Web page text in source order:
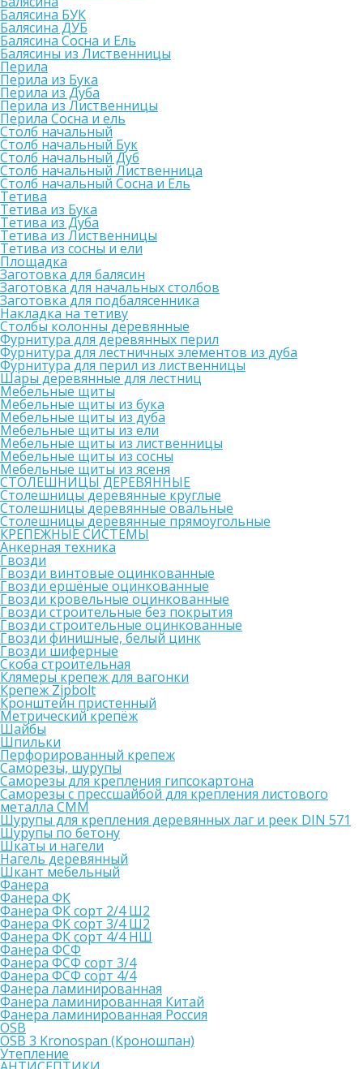
Балясина БУК
Балясина ДУБ
Балясина Сосна и Ель
Балясины из Лиственницы
Перила
Перила из Бука
Перила из Дуба
Перила из Лиственницы
Перила Сосна и ель
Столб начальный
Столб начальный Бук
Столб начальный Дуб
Столб начальный Лиственница
Столб начальный Сосна и Ель
Тетива
Тетива из Бука
Тетива из Дуба
Тетива из Лиственницы
Тетива из сосны и ели
Площадка
Заготовка для балясин
Заготовка для начальных столбов
Заготовка для подбалясенника
Накладка на тетиву
Столбы колонны деревянные
Фурнитура для деревянных перил
Фурнитура для лестничных элементов из дуба
Фурнитура для перил из лиственницы
Шары деревянные для лестниц
Мебельные щиты
Мебельные щиты из бука
Мебельные щиты из дуба
Мебельные щиты из ели
Мебельные щиты из лиственницы
Мебельные щиты из сосны
Мебельные щиты из ясеня
СТОЛЕШНИЦЫ ДЕРЕВЯННЫЕ
Столешницы деревянные круглые
Столешницы деревянные овальные
Столешницы деревянные прямоугольные
КРЕПЕЖНЫЕ СИСТЕМЫ
Анкерная техника
Гвозди
Гвозди винтовые оцинкованные
Гвозди ершёные оцинкованные
Гвозди кровельные оцинкованные
Гвозди строительные без покрытия
Гвозди строительные оцинкованные
Гвозди финишные, белый цинк
Гвозди шиферные
Скоба строительная
Клямеры крепеж для вагонки
Крепеж Zipbolt
Кронштейн пристенный
Метрический крепёж
Шайбы
Шпильки
Перфорированный крепеж
Саморезы, шурупы
Саморезы для крепления гипсокартона
Саморезы с прессшайбой для крепления листового
металла СММ
Шурупы для крепления деревянных лаг и реек DIN 571
Шурупы по бетону
Шкаты и нагели
Нагель деревянный
Шкант мебельный
Фанера
Фанера ФК
Фанера ФК сорт 2/4 Ш2
Фанера ФК сорт 3/4 Ш2
Фанера ФК сорт 4/4 НШ
Фанера ФСФ
Фанера ФСФ сорт 3/4
Фанера ФСФ сорт 4/4
Фанера ламинированная
Фанера ламинированная Китай
Фанера ламинированная Россия
OSB
OSB 3 Kronospan (Кроношпан)
Утепление